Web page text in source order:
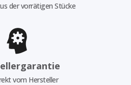
der vorrätigen Stücke
vom Hersteller